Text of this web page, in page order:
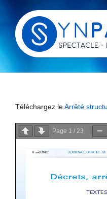
contenu
Téléchargez leArrêté
Page 1 / 23